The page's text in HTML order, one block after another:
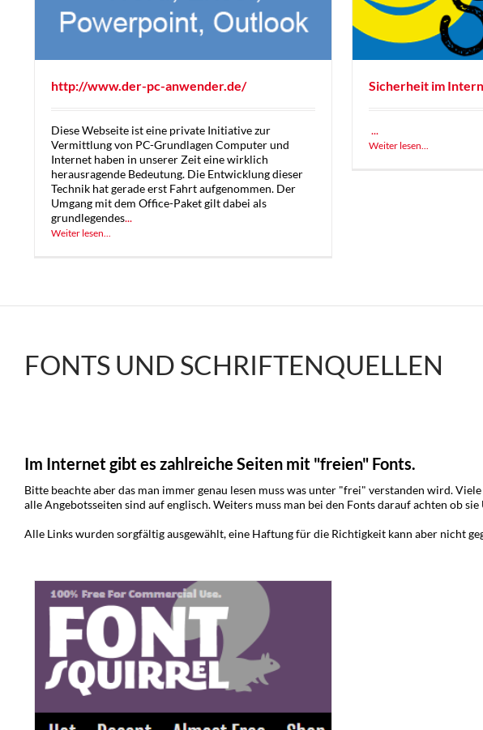
http://www.der-pc-anwender.de/
Diese Webseite ist eine private Initiative zur
Vermittlung von PC-Grundlagen Computer und
Internet haben in unserer Zeit eine wirklich
herausragende Bedeutung. Die Entwicklung dieser
Technik hat gerade erst Fahrt aufgenommen. Der
Umgang mit dem Office-Paket gilt dabei als
grundlegendes...
Weiter lesen...
Sicherheit im
...
Weiter lesen...
FONTS UND SCHRIFTENQUELLEN
Im Internet gibt es zahlreiche Seiten mit "freien" Fonts.
Bitte beachte aber das man immer genau lesen muss was unter "frei" verstanden wird.
alle Angebotsseiten sind auf englisch. Weiters muss man bei den Fonts darauf achten ob
Alle Links wurden sorgfältig ausgewählt, eine Haftung für die Richtigkeit kann aber nicht